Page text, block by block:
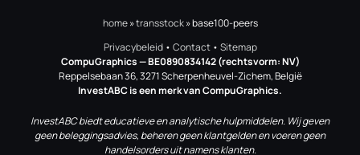
home»transstock»base100-peers
Privacybeleid • Contact• Sitemap
CompuGraphics— BE0890834142 (rechtsvorm: NV)
Reppelsebaan 36, 3271 Scherpenheuvel-Zichem, België
InvestABC is een merk van CompuGraphics.
InvestABC biedt educatieve en analytische hulpmiddelen. Wij geven
geen beleggingsadvies, beheren geen klantgelden en voeren geen
handelsorders uit namens klanten.